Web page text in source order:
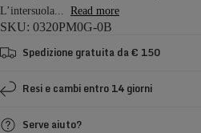
L’intersuola... Read more
SKU: 0320PM0G-0B
Spedizione gratuita da € 150
Resi e cambi entro 14 giorni
Serve aiuto?